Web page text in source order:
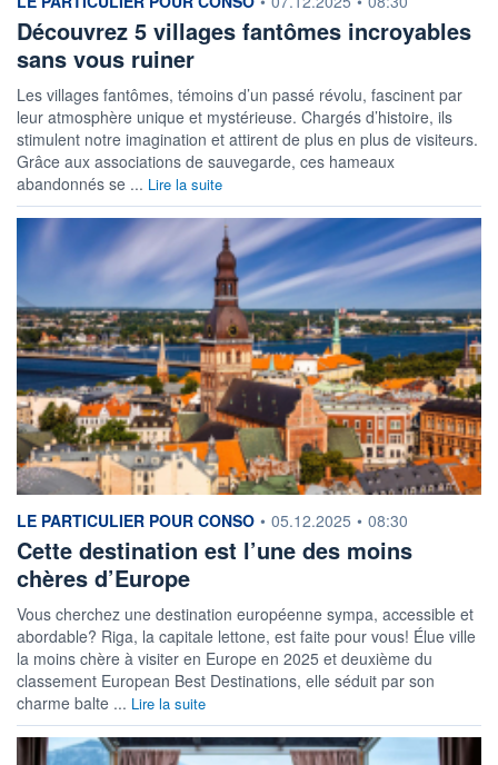
Découvrez 5 villages fantômes incroyables
sans vous ruiner
Les villages fantômes, témoins d’un passé révolu, fascinent par
leur atmosphère unique et mystérieuse. Chargés d’histoire, ils
stimulent notre imagination et attirent de plus en plus de visiteurs.
Grâce aux associations de sauvegarde, ces hameaux
abandonnés se ... Lire la suite
information fournie par
LE PARTICULIER POUR CONSO • 05.12.2025 • 08:30
Cette destination est l’une des moins
chères d’Europe
Vous cherchez une destination européenne sympa, accessible et
abordable? Riga, la capitale lettone, est faite pour vous! Élue ville
la moins chère à visiter en Europe en 2025 et deuxième du
classement European Best Destinations, elle séduit par son
charme balte ... Lire la suite